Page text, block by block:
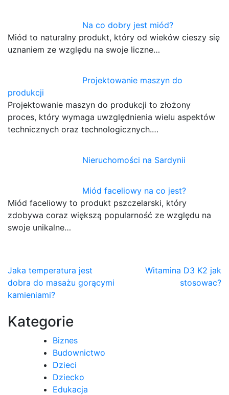
Na co dobry jest miód?
Miód to naturalny produkt, który od wieków cieszy się
uznaniem ze względu na swoje liczne…
Projektowanie maszyn do
produkcji
Projektowanie maszyn do produkcji to złożony
proces, który wymaga uwzględnienia wielu aspektów
technicznych oraz technologicznych.…
Nieruchomości na Sardynii
Miód faceliowy na co jest?
Miód faceliowy to produkt pszczelarski, który
zdobywa coraz większą popularność ze względu na
swoje unikalne…
Nawigacja
wpisu
Jaka temperatura jest
dobra do masażu gorącymi
kamieniami?
Witamina D3 K2 jak
stosowac?
Kategorie
Biznes
Budownictwo
Dzieci
Dziecko
Edukacja